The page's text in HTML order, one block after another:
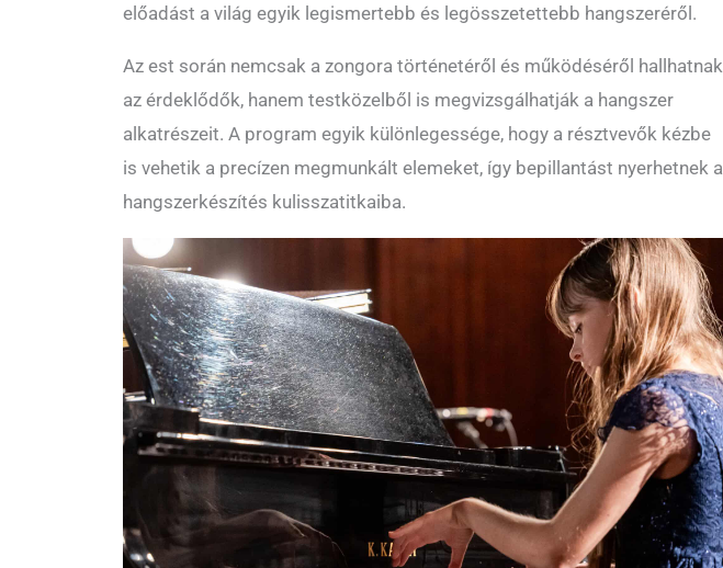
előadást a világ egyik legismertebb és legösszetettebb hangszeréről.
Az est során nemcsak a zongora történetéről és működéséről hallhatnak
az érdeklődők, hanem testközelből is megvizsgálhatják a hangszer
alkatrészeit. A program egyik különlegessége, hogy a résztvevők kézbe
is vehetik a precízen megmunkált elemeket, így bepillantást nyerhetnek a
hangszerkészítés kulisszatitkaiba.